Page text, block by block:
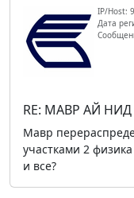
IP/Host:
Дата
RE: МАВР АЙ
Мавр
участками 2
и все?